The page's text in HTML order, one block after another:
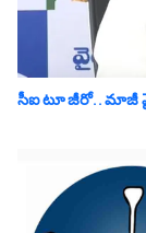
సీఐ టూ జీరో.. మాజీ